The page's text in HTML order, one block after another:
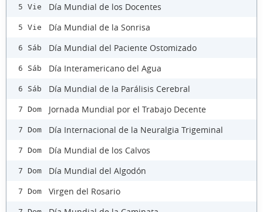
5 Vie Día Mundial de los Docentes
5 Vie Día Mundial de la Sonrisa
6 Sáb Día Mundial del Paciente Ostomizado
6 Sáb Día Interamericano del Agua
6 Sáb Día Mundial de la Parálisis Cerebral
7 Dom Jornada Mundial por el Trabajo Decente
7 Dom Día Internacional de la Neuralgia Trigeminal
7 Dom Día Mundial de los Calvos
7 Dom Día Mundial del Algodón
7 Dom Virgen del Rosario